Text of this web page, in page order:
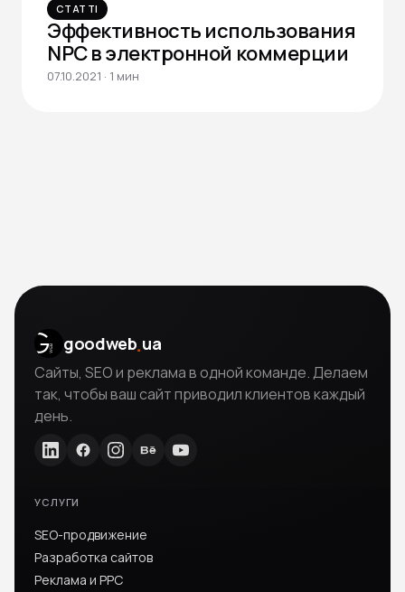
СТАТТІ
Эффективность использования
NPC в электронной коммерции
07.10.2021 · 1 мин
goodweb ua
Сайты, SEO и реклама в одной команде. Делаем
так, чтобы ваш сайт приводил клиентов каждый
день.
УСЛУГИ
SEO-продвижение
Разработка сайтов
Реклама и PPC